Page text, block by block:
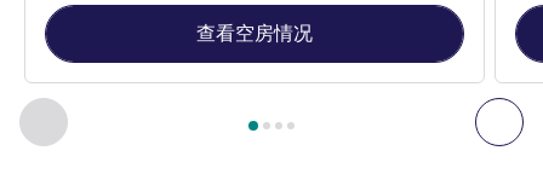
上一个 - 客房 下
第 页，共 , 客房 1 : 经典阁楼房，配备 1 张双人床，
查看空房情况